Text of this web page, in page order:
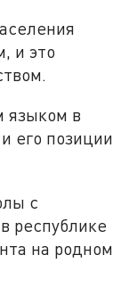
и это
языком в
его позиции
с
республике
на родном